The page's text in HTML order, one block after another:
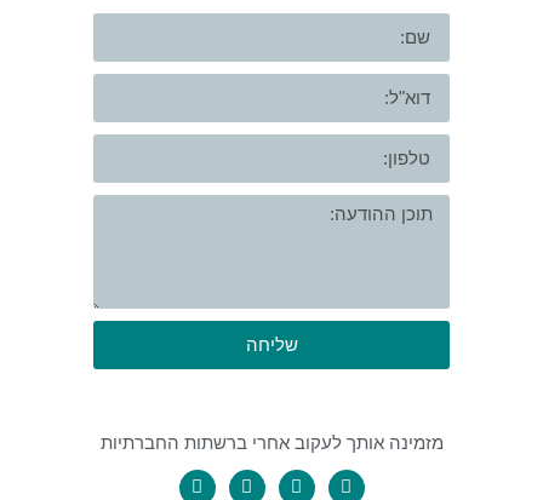
שליחה
מזמינה אותך לעקוב אחרי ברשתות החברתיות